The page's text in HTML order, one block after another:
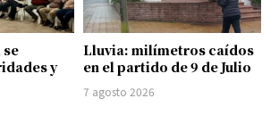
se
y
Lluvia: milímetros caídos
en el partido de 9 de Julio
7 agosto 2026